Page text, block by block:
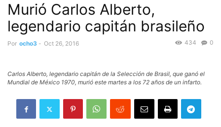
Murió Carlos Alberto,
legendario capitán brasileño
Por ocho3 - Oct 26, 2016 0
434
Carlos Alberto, legendario capitán de la Selección de Brasil, que ganó el
Mundial de México 1970, murió este martes a los 72 años de un infarto.